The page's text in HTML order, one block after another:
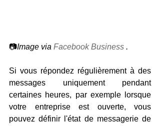
📷Image via Facebook Business .
Si vous répondez régulièrement à des
messages uniquement pendant
certaines heures, par exemple lorsque
votre entreprise est ouverte, vous
pouvez définir l'état de messagerie de